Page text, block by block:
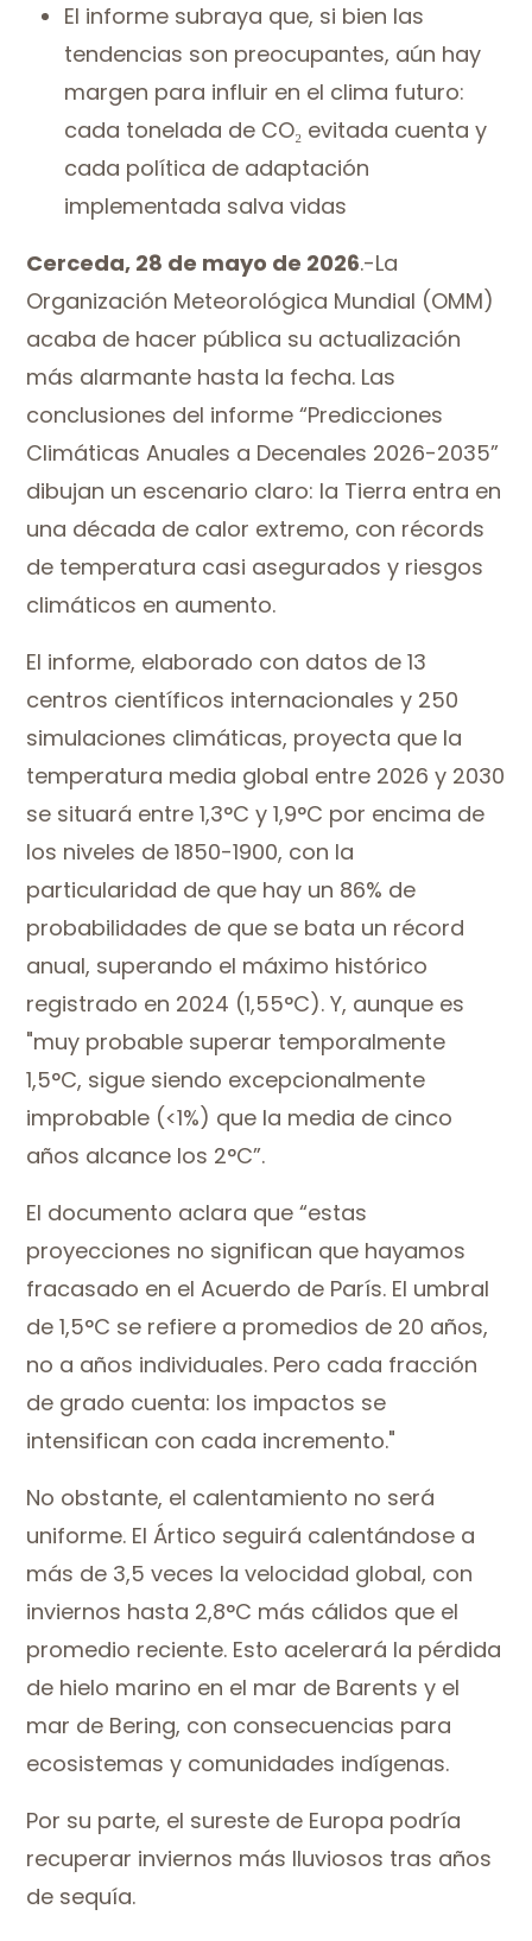
El informe subraya que, si bien las
tendencias son preocupantes, aún hay
margen para influir en el clima futuro:
cada tonelada de CO₂ evitada cuenta y
cada política de adaptación
implementada salva vidas
Cerceda, 28 de mayo de 2026.-La
Organización Meteorológica Mundial (OMM)
acaba de hacer pública su actualización
más alarmante hasta la fecha. Las
conclusiones del informe “Predicciones
Climáticas Anuales a Decenales 2026-2035”
dibujan un escenario claro: la Tierra entra en
una década de calor extremo, con récords
de temperatura casi asegurados y riesgos
climáticos en aumento.
El informe, elaborado con datos de 13
centros científicos internacionales y 250
simulaciones climáticas, proyecta que la
temperatura media global entre 2026 y 2030
se situará entre 1,3°C y 1,9°C por encima de
los niveles de 1850-1900, con la
particularidad de que hay un 86% de
probabilidades de que se bata un récord
anual, superando el máximo histórico
registrado en 2024 (1,55°C). Y, aunque es
"muy probable superar temporalmente
1,5°C, sigue siendo excepcionalmente
improbable (<1%) que la media de cinco
años alcance los 2°C”.
El documento aclara que “estas
proyecciones no significan que hayamos
fracasado en el Acuerdo de París. El umbral
de 1,5°C se refiere a promedios de 20 años,
no a años individuales. Pero cada fracción
de grado cuenta: los impactos se
intensifican con cada incremento."
No obstante, el calentamiento no será
uniforme. El Ártico seguirá calentándose a
más de 3,5 veces la velocidad global, con
inviernos hasta 2,8°C más cálidos que el
promedio reciente. Esto acelerará la pérdida
de hielo marino en el mar de Barents y el
mar de Bering, con consecuencias para
ecosistemas y comunidades indígenas.
Por su parte, el sureste de Europa podría
recuperar inviernos más lluviosos tras años
de sequía.